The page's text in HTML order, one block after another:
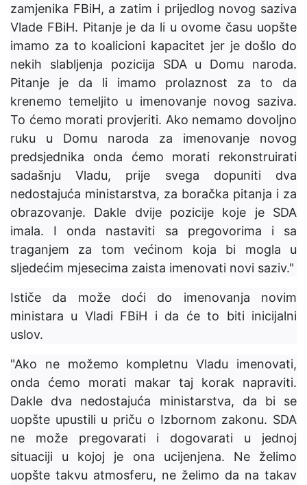
zamjenika FBiH, a zatim i prijedlog novog saziva
Vlade FBiH. Pitanje je da li u ovome času uopšte
imamo za to koalicioni kapacitet jer je došlo do
nekih slabljenja pozicija SDA u Domu naroda.
Pitanje je da li imamo prolaznost za to da
krenemo temeljito u imenovanje novog saziva.
To ćemo morati provjeriti. Ako nemamo dovoljno
ruku u Domu naroda za imenovanje novog
predsjednika onda ćemo morati rekonstruirati
sadašnju Vladu, prije svega dopuniti dva
nedostajuća ministarstva, za boračka pitanja i za
obrazovanje. Dakle dvije pozicije koje je SDA
imala. I onda nastaviti sa pregovorima i sa
traganjem za tom većinom koja bi mogla u
sljedećim mjesecima zaista imenovati novi saziv."
Ističe da može doći do imenovanja novim
ministara u Vladi FBiH i da će to biti inicijalni
uslov.
"Ako ne možemo kompletnu Vladu imenovati,
onda ćemo morati makar taj korak napraviti.
Dakle dva nedostajuća ministarstva, da bi se
uopšte upustili u priču o Izbornom zakonu. SDA
ne može pregovarati i dogovarati u jednoj
situaciji u kojoj je ona ucijenjena. Ne želimo
uopšte takvu atmosferu, ne želimo da na takav